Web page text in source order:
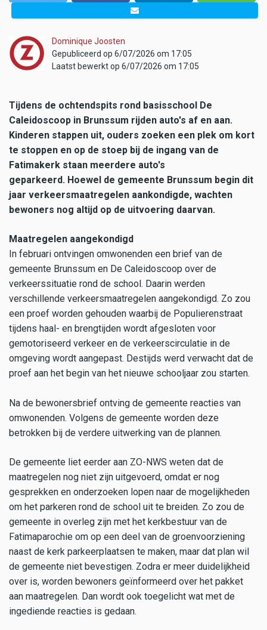
Dominique Joosten
Gepubliceerd op 6/07/2026 om 17:05
Laatst bewerkt op 6/07/2026 om 17:05
Tijdens de ochtendspits rond basisschool De
Caleidoscoop in Brunssum rijden auto's af en aan.
Kinderen stappen uit, ouders zoeken een plek om kort
te stoppen en op de stoep bij de ingang van de
Fatimakerk staan meerdere auto's
geparkeerd. Hoewel de gemeente Brunssum begin dit
jaar verkeersmaatregelen aankondigde, wachten
bewoners nog altijd op de uitvoering daarvan.
Maatregelen aangekondigd
In februari ontvingen omwonenden een brief van de
gemeente Brunssum en De Caleidoscoop over de
verkeerssituatie rond de school. Daarin werden
verschillende verkeersmaatregelen aangekondigd. Zo zou
een proef worden gehouden waarbij de Populierenstraat
tijdens haal- en brengtijden wordt afgesloten voor
gemotoriseerd verkeer en de verkeerscirculatie in de
omgeving wordt aangepast. Destijds werd verwacht dat de
proef aan het begin van het nieuwe schooljaar zou starten.
Na de bewonersbrief ontving de gemeente reacties van
omwonenden. Volgens de gemeente worden deze
betrokken bij de verdere uitwerking van de plannen.
De gemeente liet eerder aan ZO-NWS weten dat de
maatregelen nog niet zijn uitgevoerd, omdat er nog
gesprekken en onderzoeken lopen naar de mogelijkheden
om het parkeren rond de school uit te breiden. Zo zou de
gemeente in overleg zijn met het kerkbestuur van de
Fatimaparochie om op een deel van de groenvoorziening
naast de kerk parkeerplaatsen te maken, maar dat plan wil
de gemeente niet bevestigen. Zodra er meer duidelijkheid
over is, worden bewoners geïnformeerd over het pakket
aan maatregelen. Dan wordt ook toegelicht wat met de
ingediende reacties is gedaan.